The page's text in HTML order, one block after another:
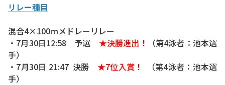
リレー種目
混合4×100ｍメドレーリレー
・7月30日12:58 予選 ★決勝進出！
（第4泳者：池本選
手）
・7月30日 21:47 決勝 ★7位入賞！
（第4泳者：池本選
手）